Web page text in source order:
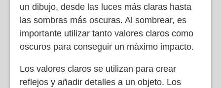
un dibujo, desde las luces más claras hasta
las sombras más oscuras. Al sombrear, es
importante utilizar tanto valores claros como
oscuros para conseguir un máximo impacto.
Los valores claros se utilizan para crear
reflejos y añadir detalles a un objeto. Los